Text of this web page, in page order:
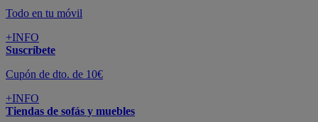
Todo en tu móvil
+INFO
Suscríbete
Cupón de dto. de 10€
+INFO
Tiendas de sofás y muebles